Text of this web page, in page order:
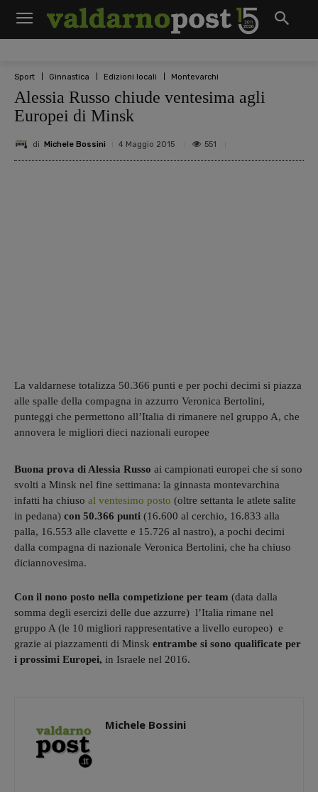
Sport Ginnastica Edizioni locali Montevarchi
Alessia Russo chiude ventesima agli
Europei di Minsk
di Michele Bossini 4 Maggio 2015 551
La valdarnese totalizza 50.366 punti e per pochi decimi si piazza
alle spalle della compagna in azzurro Veronica Bertolini,
punteggi che permettono all’Italia di rimanere nel gruppo A, che
annovera le migliori dieci nazionali europee
Buona prova di Alessia Russo ai campionati europei che si sono
svolti a Minsk nel fine settimana: la ginnasta montevarchina
infatti ha chiuso al ventesimo posto (oltre settanta le atlete salite
in pedana) con 50.366 punti (16.600 al cerchio, 16.833 alla
palla, 16.553 alle clavette e 15.726 al nastro), a pochi decimi
dalla compagna di nazionale Veronica Bertolini, che ha chiuso
diciannovesima.
Con il nono posto nella competizione per team (data dalla
somma degli esercizi delle due azzurre) l’Italia rimane nel
gruppo A (le 10 migliori rappresentative a livello europeo) e
grazie ai piazzamenti di Minsk entrambe si sono qualificate per
i prossimi Europei, in Israele nel 2016.
Michele Bossini